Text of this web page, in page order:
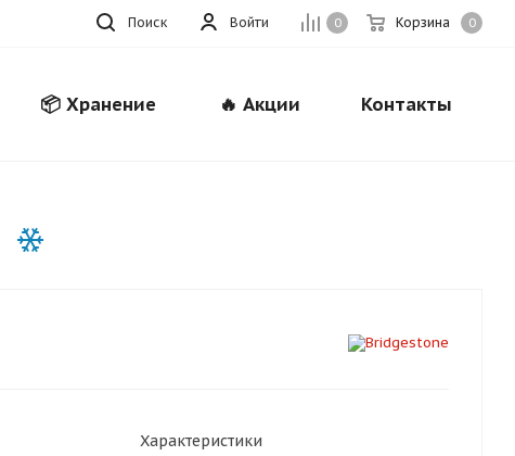
0 Корзина 0
Войти
Поиск
📦 Хранение 🔥 Акции Контакты
Характеристики